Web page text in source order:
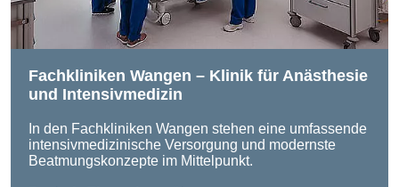
Fachkliniken Wangen – Klinik für Anästhesie
und Intensivmedizin
In den Fachkliniken Wangen stehen eine umfassende
intensivmedizinische Versorgung und modernste
Beatmungskonzepte im Mittelpunkt.